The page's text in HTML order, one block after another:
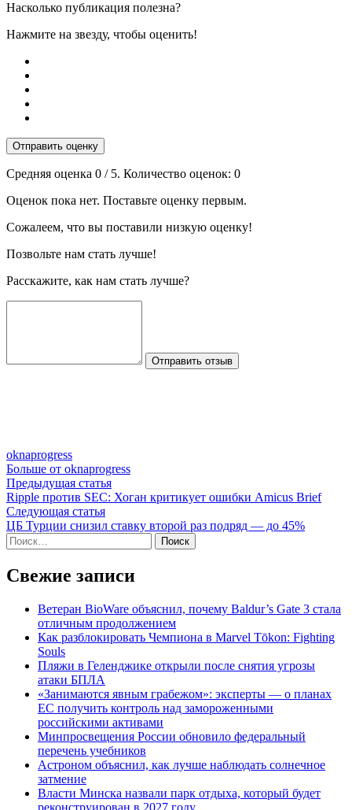
Насколько публикация полезна?
Нажмите на звезду, чтобы оценить!
Отправить оценку
Средняя оценка 0 / 5. Количество оценок: 0
Оценок пока нет. Поставьте оценку первым.
Сожалеем, что вы поставили низкую оценку!
Позвольте нам стать лучше!
Расскажите, как нам стать лучше?
Отправить отзыв
oknaprogress
Больше от oknaprogress
Навигация
по
записям
Предыдущая статьяПредыдущая
статья:
Ripple против SEC: Хоган критикует ошибки Amicus Brief
Следующая статьяСледующая
статья:
ЦБ Турции снизил ставку второй раз подряд — до 45%
Найти:
Свежие записи
Ветеран BioWare объяснил, почему Baldur’s Gate 3 стала
отличным продолжением
Как разблокировать Чемпиона в Marvel Tōkon: Fighting
Souls
Пляжи в Геленджике открыли после снятия угрозы
атаки БПЛА
«Занимаются явным грабежом»: эксперты — о планах
ЕС получить контроль над замороженными
российскими активами
Минпросвещения России обновило федеральный
перечень учебников
Астроном объяснил, как лучше наблюдать солнечное
затмение
Власти Минска назвали парк отдыха, который будет